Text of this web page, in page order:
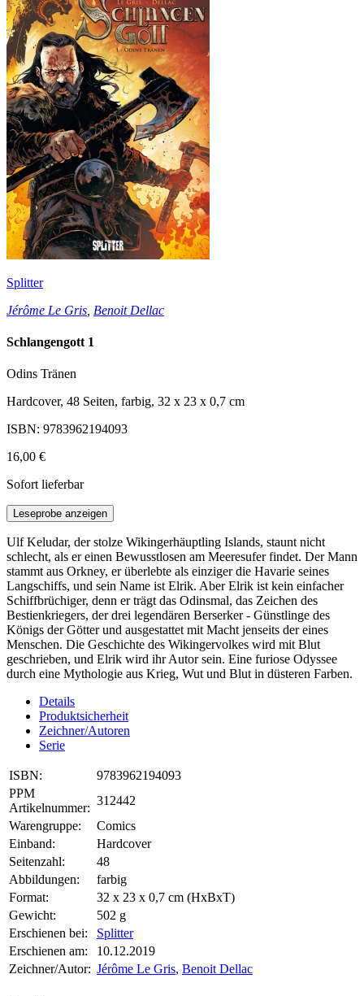
Splitter
Jérôme Le Gris Benoit Dellac
Schlangengott 1
Odins Tränen
Hardcover, 48 Seiten, farbig, 32 x 23 x 0,7 cm
ISBN: 9783962194093
16,00 €
Sofort lieferbar
Leseprobe anzeigen
Ulf Keludar, der stolze Wikingerhäuptling Islands, staunt nicht
schlecht, als er einen Bewusstlosen am Meeresufer findet. Der Mann
stammt aus Orkney, er überlebte als einziger die Havarie seines
Langschiffs, und sein Name ist Elrik. Aber Elrik ist kein einfacher
Schiffbrüchiger, denn er trägt das Odinsmal, das Zeichen des
Bestienkriegers, der drei legendären Berserker - Günstlinge des
Königs der Götter und ausgestattet mit Macht jenseits der eines
Menschen. Die Geschichte des Wikingervolkes wird mit Blut
geschrieben, und Elrik wird ihr Autor sein. Eine furiose Odyssee
durch eine Mythologie aus Krieg, Wut und Blut in düsteren Farben.
Details
Produktsicherheit
Zeichner/Autoren
Serie
ISBN:
9783962194093
PPM
Artikelnummer:
312442
Warengruppe:
Comics
Einband:
Hardcover
Seitenzahl:
48
Abbildungen:
farbig
Format:
32 x 23 x 0,7 cm (HxBxT)
Gewicht:
502 g
Erschienen bei:
Splitter
Erschienen am:
10.12.2019
Zeichner/Autor: Jérôme Le Gris, Benoit Dellac